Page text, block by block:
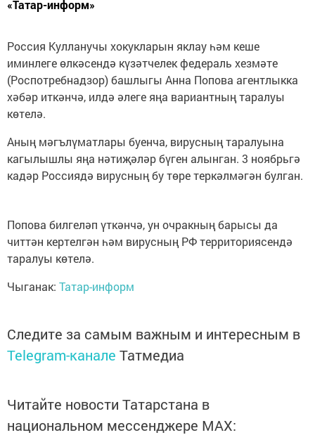
«Татар-информ»
Россия Кулланучы хокукларын яклау һәм кеше
иминлеге өлкәсендә күзәтчелек федераль хезмәте
(Роспотребнадзор) башлыгы Анна Попова агентлыкка
хәбәр иткәнчә, илдә әлеге яңа вариантның таралуы
көтелә.
Аның мәгълүматлары буенча, вирусның таралуына
кагылышлы яңа нәтиҗәләр бүген алынган. 3 ноябрьгә
кадәр Россиядә вирусның бу төре теркәлмәгән булган.
Попова билгеләп үткәнчә, ун очракның барысы да
читтән кертелгән һәм вирусның РФ территориясендә
таралуы көтелә.
Чыганак: Татар-информ
Следите за самым важным и интересным в
Telegram-канале Татмедиа
Читайте новости Татарстана в
национальном мессенджере MАХ: